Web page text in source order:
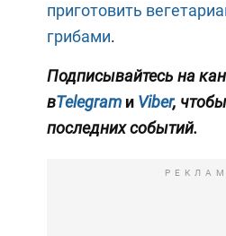
приготовить
грибами.
Подписывайтесь на
вTelegramи Viber,
последних событий.